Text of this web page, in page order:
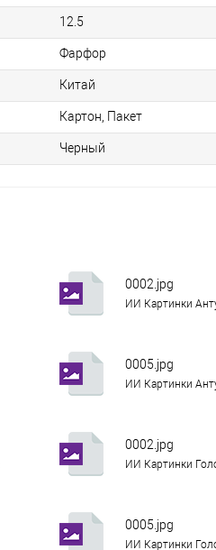
12.5
Фарфор
Китай
Картон, Пакет
Черный
0002.jpg
ИИ Картинки
0005.jpg
ИИ Картинки
0002.jpg
ИИ Картинки
0005.jpg
ИИ Картинки